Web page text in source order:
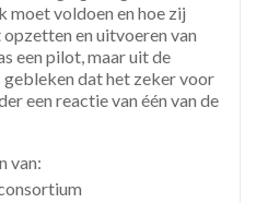
moet voldoen en hoe zij
en uitvoeren van
een pilot, maar uit de
dat het zeker voor
een reactie van één van de
van: